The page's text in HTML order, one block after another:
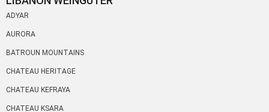
ADYAR
AURORA
BATROUN MOUNTAINS
CHATEAU HERITAGE
CHATEAU KEFRAYA
CHATEAU KSARA